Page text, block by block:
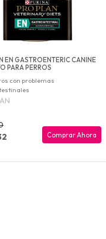
EN GASTROENTERIC CANINE
PARA PERROS
con problemas
Comprar Ahora